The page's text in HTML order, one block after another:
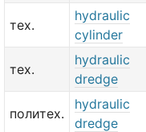
тех.
hydraulic
cylinder
тех.
hydraulic
dredge
политех.
hydraulic
dredge